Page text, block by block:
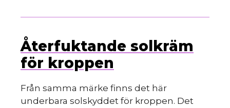
Återfuktande solkräm
för kroppen
Från samma märke finns det här
underbara solskyddet för kroppen. Det